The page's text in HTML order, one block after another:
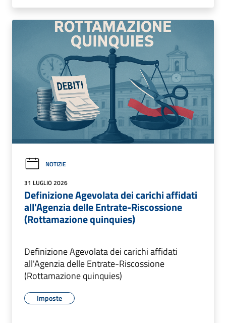
NOTIZIE
31 LUGLIO 2026
Definizione Agevolata dei carichi affidati
all'Agenzia delle Entrate-Riscossione
(Rottamazione quinquies)
Definizione Agevolata dei carichi affidati
all'Agenzia delle Entrate-Riscossione
(Rottamazione quinquies)
Imposte